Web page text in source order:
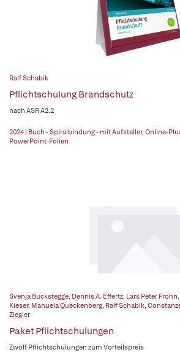
Ralf Schabik
Pflichtschulung Brandschutz
nach ASR A2.2
2024 | Buch - Spiralbindung - mit Aufsteller, Online-
PowerPoint-Folien
Svenja Buckstegge, Dennis A. Effertz, Lars Peter Frohn,
Kieser, Manuela Queckenberg, Ralf Schabik,
Ziegler
Paket Pflichtschulungen
Zwölf Pflichtschulungen zum Vorteilspreis